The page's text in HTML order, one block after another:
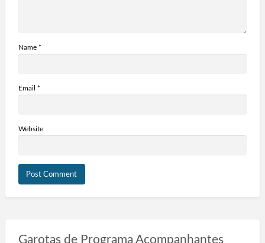
Name *
Email *
Website
Garotas de Programa Acompanhantes